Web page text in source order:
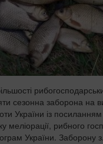
сезонна заборона на
України із
меліорації, рибного
України. Заборону